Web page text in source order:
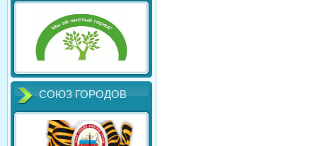
СОЮЗ ГОРОДОВ